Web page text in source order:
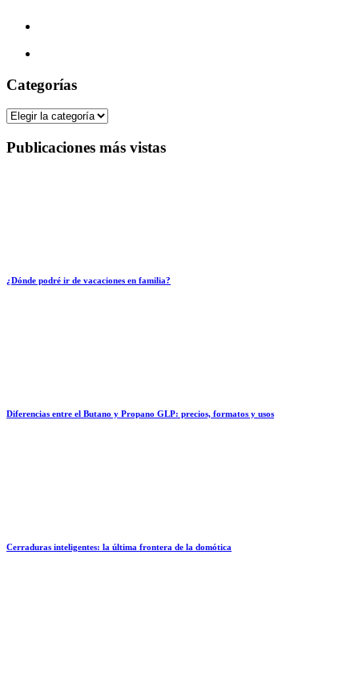
Categorías
Categorías
Publicaciones más vistas
¿Dónde podré ir de vacaciones en familia?
Diferencias entre el Butano y Propano GLP: precios, formatos y usos
Cerraduras inteligentes: la última frontera de la domótica